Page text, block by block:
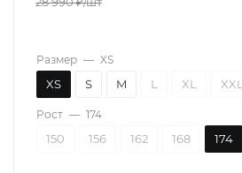
Размер — XS
XS S M L XL XXL
Рост — 174
150 156 162 168 174